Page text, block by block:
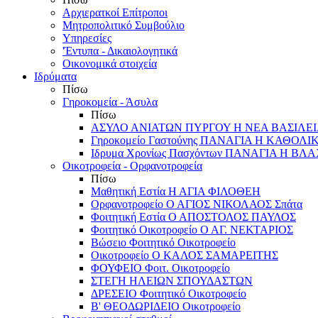
Αρχιερατκοί Επίτροποι
Μητροπολιτικό Συμβούλιο
Υπηρεσίες
'Έντυπα - Δικαιολογητικά
Οικονομικά στοιχεία
Ιδρύματα
Πίσω
Γηροκομεία - Άσυλα
Πίσω
ΑΣΥΛΟ ΑΝΙΑΤΩΝ ΠΥΡΓΟΥ Η ΝΕΑ
Γηροκομείο Γαστούνης ΠΑΝΑΓΙΑ Η
Ιδρυμα Χρονίως Πασχόντων ΠΑΝΑΓΙΑ Η
Οικοτροφεία - Ορφανοτροφεία
Πίσω
Μαθητική Εστία Η ΑΓΙΑ ΦΙΛΟΘΕΗ
Ορφανοτροφείο Ο ΑΓΙΟΣ ΝΙΚΟΛΑΟΣ Σπάτα
Φοιτητική Εστία Ο ΑΠΟΣΤΟΛΟΣ ΠΑΥΛΟΣ
Φοιτητικό Οικοτροφείο Ο ΑΓ. ΝΕΚΤΑΡΙΟΣ
Βώσειο Φοιτητικό Οικοτροφείο
Οικοτροφείο Ο ΚΑΛΟΣ ΣΑΜΑΡΕΙΤΗΣ
ΦΟΥΦΕΙΟ Φοιτ. Οικοτροφείο
ΣΤΕΓΗ ΗΛΕΙΩΝ ΣΠΟΥΔΑΣΤΩΝ
ΔΡΕΣΕΙΟ Φοιτητικό Οικοτροφείο
Β' ΘΕΟΔΩΡΙΔΕΙΟ Οικοτροφείο